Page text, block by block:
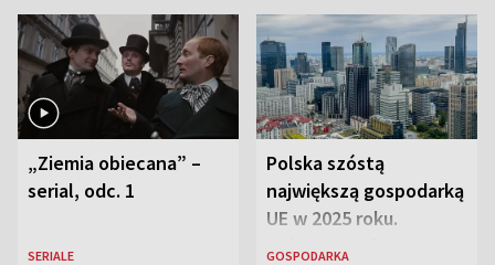
„Ziemia obiecana” –
serial, odc. 1
SERIALE
Polska szóstą
największą gospodarką
UE w 2025 roku.
Najnowsze dane
GOSPODARKA